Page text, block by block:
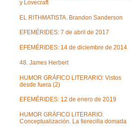
y Lovecraft
EL RITHMATISTA. Brandon Sanderson
EFEMÉRIDES: 7 de abril de 2017
EFEMÉRIDES: 14 de diciembre de 2014
48. James Herbert
HUMOR GRÁFICO LITERARIO: Vistos
desde fuera (2)
EFEMÉRIDES: 12 de enero de 2019
HUMOR GRÁFICO LITERARIO:
Conceptualización. La fierecilla domada